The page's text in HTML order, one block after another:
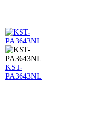
KST-
PA3643NL